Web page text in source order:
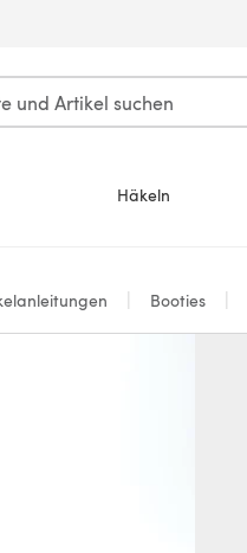
Häkeln
Booties